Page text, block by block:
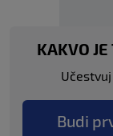
KAKVO
Budi